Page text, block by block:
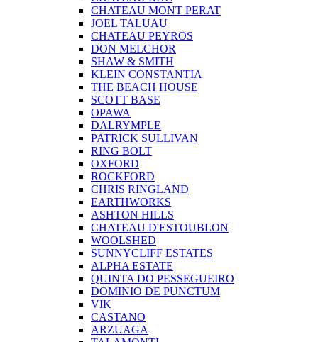
CHATEAU MONT PERAT
JOEL TALUAU
CHATEAU PEYROS
DON MELCHOR
SHAW & SMITH
KLEIN CONSTANTIA
THE BEACH HOUSE
SCOTT BASE
OPAWA
DALRYMPLE
PATRICK SULLIVAN
RING BOLT
OXFORD
ROCKFORD
CHRIS RINGLAND
EARTHWORKS
ASHTON HILLS
CHATEAU D'ESTOUBLON
WOOLSHED
SUNNYCLIFF ESTATES
ALPHA ESTATE
QUINTA DO PESSEGUEIRO
DOMINIO DE PUNCTUM
VIK
CASTANO
ARZUAGA